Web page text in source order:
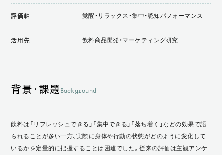
評価軸 覚醒・リラックス・集中・認知パフォーマンス
活用先 飲料商品開発・マーケティング研究
背景・課題 Background
飲料は「リフレッシュできる」「集中できる」「落ち着く」などの効果で語
られることが多い一方、実際に身体や行動の状態がどのように変化して
いるかを定量的に把握することは困難でした。従来の評価は主観アンケ